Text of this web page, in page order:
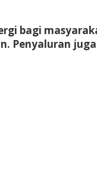
bagi
Penyaluran